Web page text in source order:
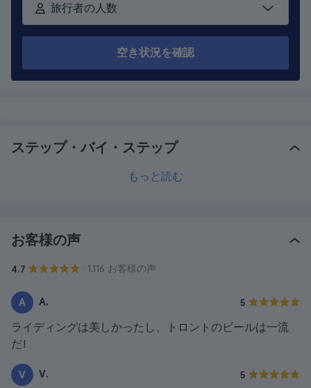
旅行者の人数
空き状況を確認
ステップ・バイ・ステップ
もっと読む
お客様の声
4.7 · 1.116 お客様の声
A A. 5
ライディングは美しかったし、トロントのビールは一流
だ!
V V. 5